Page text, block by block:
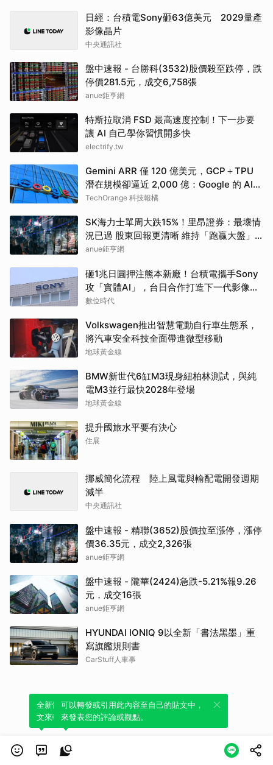
日經：台積電Sony砸63億美元 2029量產
影像晶片
中央通訊社
盤中速報 - 台勝科(3532)股價殺至跌停，跌
停價281.5元，成交6,758張
anue鉅亨網
特斯拉取消 FSD 最高速度控制！下一步要
讓 AI 自己學你習慣開多快
electrify.tw
Gemini ARR 僅 120 億美元，GCP＋TPU
潛在規模卻逼近 2,000 億：Google 的 AI
商業重心正在位移
TechOrange 科技報橘
SK海力士單周大跌15%！里昂證券：最壞情
況已過 股東回報更清晰 維持「跑贏大盤」
評等
anue鉅亨網
砸1兆日圓押注熊本新廠！台積電攜手Sony
攻「實體AI」，台日合作打造下一代影像感
測器
數位時代
Volkswagen推出智慧電動自行車生態系，
將汽車安全科技全面帶進微型移動
地球黃金線
BMW新世代6缸M3現身紐柏林測試，與純
電M3並行最快2028年登場
地球黃金線
提升國旅水平要有決心
住展
挪威簡化流程 陸上風電與輸配電開發週期
減半
中央通訊社
盤中速報 - 精聯(3652)股價拉至漲停，漲停
價36.35元，成交2,326張
anue鉅亨網
盤中速報 - 隴華(2424)急跌-5.21%報9.26
元，成交16張
anue鉅亨網
HYUNDAI IONIQ 9以全新「書法黑墨」重
寫旗艦規則書
CarStuff人車事
全新體驗！一鍵引用此內容，透過發布貼
文來輕鬆表達個人立場。
可以轉發或引用此內容至自己的貼文中，
來發表您的評論或觀點。